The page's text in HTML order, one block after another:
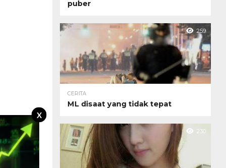
X
puber
259
CERITA
ML disaat yang tidak tepat
230